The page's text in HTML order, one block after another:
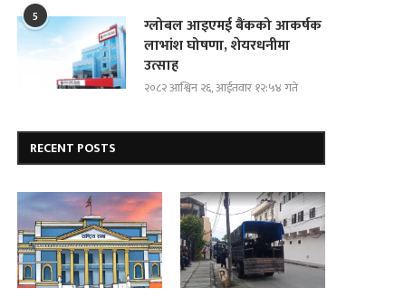
5
ग्लोबल आइएमई बैंकको आकर्षक
लाभांश घोषणा, शेयरधनीमा
उत्साह
२०८२ आश्विन २६, आईतवार १२:५४ गते
RECENT POSTS